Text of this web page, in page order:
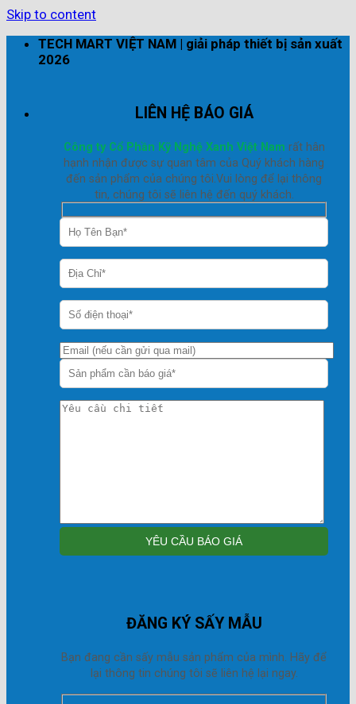
Skip to content
TECH MART VIỆT NAM | giải pháp thiết bị sản xuất
2026
LIÊN HỆ BÁO GIÁ
Công ty Cổ Phần Kỹ Nghệ Xanh Việt Nam rất hân
hạnh nhận được sự quan tâm của Quý khách hàng
đến sản phẩm của chúng tôi.Vui lòng để lại thông
tin, chúng tôi sẽ liên hệ đến quý khách.
ĐĂNG KÝ SẤY MẪU
Bạn đang cần sấy mẫu sản phẩm của mình. Hãy để
lại thông tin chúng tôi sẽ liên hệ lại ngay.